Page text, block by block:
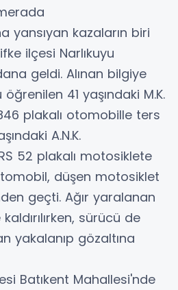
yansıyan kazaların biri
ilçesi Narlıkuyu
geldi. Alınan bilgiye
41 yaşındaki M.K.
plakalı otomobille ters
A.N.K.
52 plakalı motosiklete
düşen motosiklet
geçti. Ağır yaralanan
sürücü de
yakalanıp gözaltına
Batıkent Mahallesi'nde